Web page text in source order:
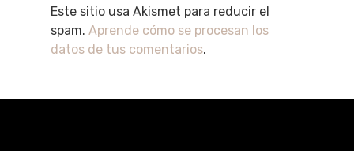
Este sitio usa Akismet para reducir el
spam. Aprende cómo se procesan los
datos de tus comentarios.